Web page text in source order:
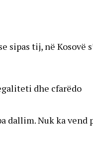
sipas tij, në Kosovë
dhe cfarëdo
dallim. Nuk ka vend